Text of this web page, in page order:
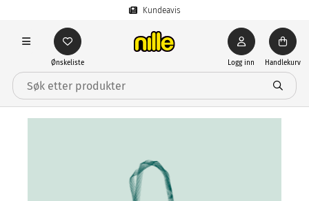
Kundeavis
Ønskeliste Logg inn Handlekurv